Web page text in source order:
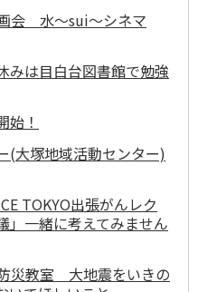
会 水～sui～シネマ
みは目白台図書館で勉強
始！
(大塚地域活動センター)
TOKYO出張がんレク
一緒に考えてみません
災教室 大地震をいきの